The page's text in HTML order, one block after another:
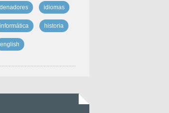
idiomas
informática historia
english